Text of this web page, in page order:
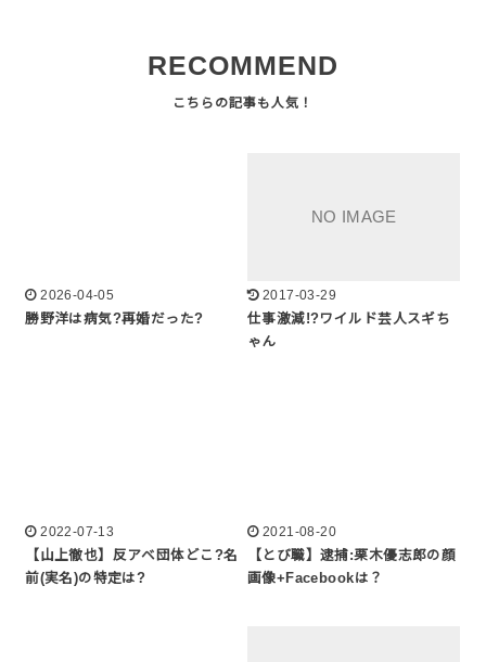
RECOMMEND
2026-04-05
勝野洋は病気?再婚だった?
2017-03-29
仕事激減!?ワイルド芸人スギち
ゃん
2022-07-13
【山上徹也】反アベ団体どこ?名
前(実名)の特定は?
2021-08-20
【とび職】逮捕:栗木優志郎の顔
画像+Facebookは？